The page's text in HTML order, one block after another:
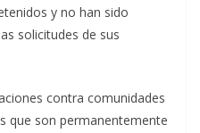
y no han sido
solicitudes de sus
contra comunidades
que son permanentemente